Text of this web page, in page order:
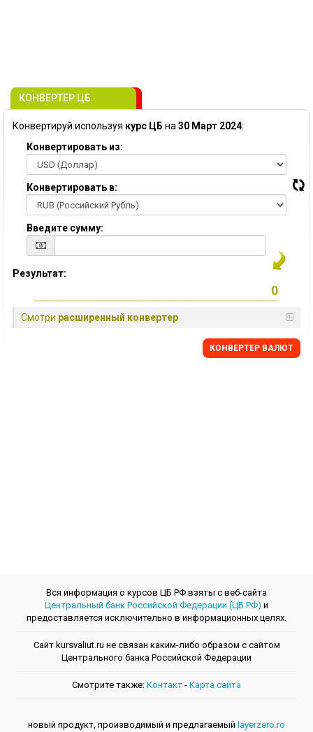
КОНВЕРТЕР ЦБ
Конвертируй используя курс ЦБ на 30 Март 2024:
Конвертировать из:
Конвертировать в:
Введите сумму:
Результат:
Смотри расширенный конвертер
КОНВЕРТЕР ВАЛЮТ
Вся информация о курсов ЦБ РФ взяты с веб-сайта
Центральный банк Российской Федерации (ЦБ РФ) и
предоставляется исключительно в информационных целях.
Сайт kursvaliut.ru не связан каким-либо образом с сайтом
Центрального банкa Российской Федерации
Смотрите также: Контакт - Kарта сайта
новый продукт, производимый и предлагаемый layerzero.ro